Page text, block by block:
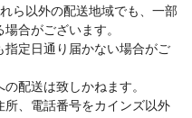
ら以外の配送地域でも、一部
合がございます。
定日通り届かない場合がご
配送は致しかねます。
所、電話番号をカインズ以外